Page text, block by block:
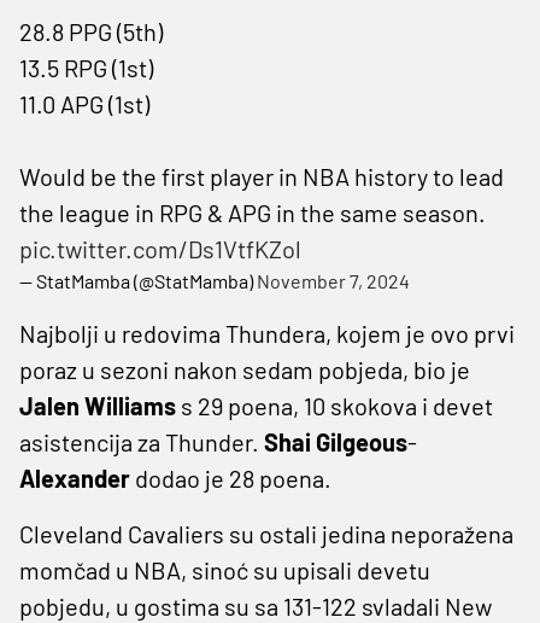
28.8 PPG (5th)
13.5 RPG (1st)
11.0 APG (1st)
Would be the first player in NBA history to lead
the league in RPG & APG in the same season.
pic.twitter.com/Ds1VtfKZol
— StatMamba (@StatMamba)November 7, 2024
Najbolji u redovima Thundera, kojem je ovo prvi
poraz u sezoni nakon sedam pobjeda, bio je
Jalen Williams s 29 poena, 10 skokova i devet
asistencija za Thunder. Shai Gilgeous-
Alexander dodao je 28 poena.
Cleveland Cavaliers su ostali jedina neporažena
momčad u NBA, sinoć su upisali devetu
pobjedu, u gostima su sa 131-122 svladali New